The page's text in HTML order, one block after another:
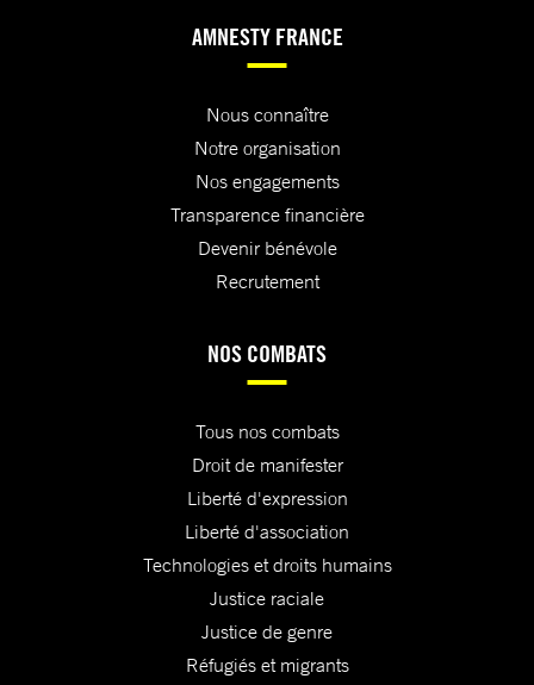
AMNESTY FRANCE
Nous connaître
Notre organisation
Nos engagements
Transparence financière
Devenir bénévole
Recrutement
NOS COMBATS
Tous nos combats
Droit de manifester
Liberté d'expression
Liberté d'association
Technologies et droits humains
Justice raciale
Justice de genre
Réfugiés et migrants